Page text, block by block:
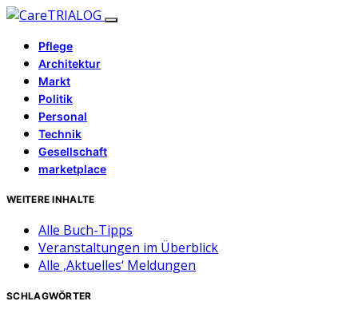
Pflege
Architektur
Markt
Politik
Personal
Technik
Gesellschaft
marketplace
WEITERE INHALTE
Alle Buch-Tipps
Veranstaltungen im Überblick
Alle ‚Aktuelles‘ Meldungen
SCHLAGWÖRTER